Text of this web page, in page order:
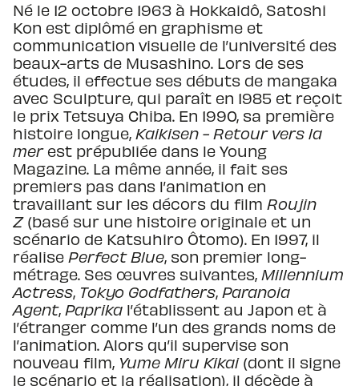
Né le 12 octobre 1963 à Hokkaidô, Satoshi
Kon est diplômé en graphisme et
communication visuelle de l’université des
beaux-arts de Musashino. Lors de ses
études, il effectue ses débuts de mangaka
avec Sculpture, qui paraît en 1985 et reçoit
le prix Tetsuya Chiba. En 1990, sa première
histoire longue, Kaikisen - Retour vers la
merest prépubliée dans le Young
Magazine. La même année, il fait ses
premiers pas dans l’animation en
travaillant sur les décors du film Roujin
Z (basé sur une histoire originale et un
scénario de Katsuhiro Ôtomo). En 1997, il
réalise Perfect Blue, son premier long-
métrage. Ses œuvres suivantes, Millennium
Actress, Tokyo Godfathers, Paranoia
Agent, Paprika l’établissent au Japon et à
l’étranger comme l’un des grands noms de
l’animation. Alors qu’il supervise son
nouveau film, Yume Miru Kikai(dont il signe
le scénario et la réalisation), il décède à